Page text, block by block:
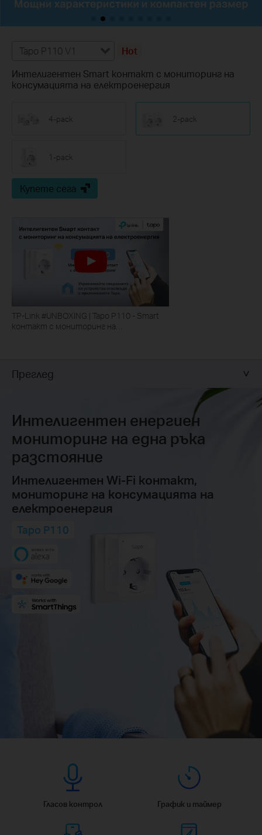
Tapo P110 V1
Hot
Интелигентен Smart контакт с мониторинг на
консумацията на електроенергия
4-pack 2-pack
1-pack
Купете сега
TP-Link #UNBOXING | Tapo P110 - Smart
контакт с мониторинг на
Преглед
Интелигентен енергиен
мониторинг на една ръка
разстояние
Интелигентен Wi-Fi контакт,
мониторинг на консумацията на
електроенергия
Tapo P110
Гласов контрол График и таймер